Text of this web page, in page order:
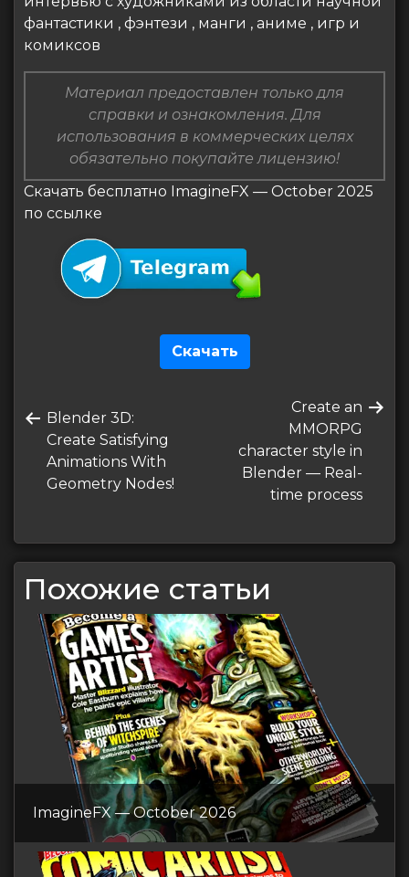
фантастики , фэнтези , манги , аниме , игр и
комиксов
Материал предоставлен только для
справки и ознакомления. Для
использования в коммерческих целях
обязательно покупайте лицензию!
Скачать бесплатно ImagineFX — October 2025
по ссылке
Скачать
по
записям
Предыдущая
запись
Blender 3D:
Create Satisfying
Animations With
Geometry Nodes!
Следующая
запись
Create an
MMORPG
character style in
Blender — Real-
time process
Похожие статьи
ImagineFX — October 2026